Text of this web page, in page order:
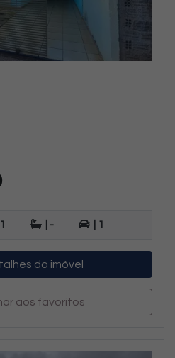
| - | 1
do imóvel
aos favoritos